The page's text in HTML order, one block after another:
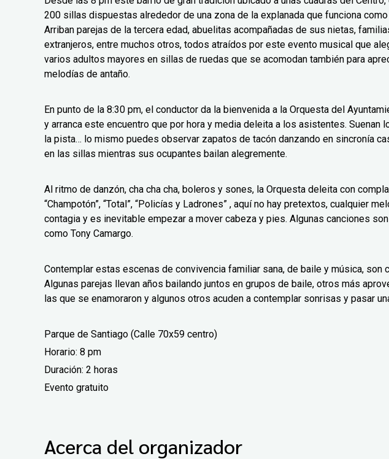
200 sillas dispuestas alrededor de una zona de la explanada que funciona
Arriban parejas de la tercera edad, abuelitas acompañadas de sus nietas,
extranjeros, entre muchos otros, todos atraídos por este evento musical que
varios adultos mayores en sillas de ruedas que se acomodan también para
melodías de antaño.
En punto de la 8:30 pm, el conductor da la bienvenida a la Orquesta del
y arranca este encuentro que por hora y media deleita a los asistentes. Suenan
la pista… lo mismo puedes observar zapatos de tacón danzando en sincronía
en las sillas mientras sus ocupantes bailan alegremente.
Al ritmo de danzón, cha cha cha, boleros y sones, la Orquesta deleita con
“Champotón”, “Total”, “Policías y Ladrones” , aquí no hay pretextos, cualquier
contagia y es inevitable empezar a mover cabeza y pies. Algunas canciones
como Tony Camargo.
Contemplar estas escenas de convivencia familiar sana, de baile y música, son
Algunas parejas llevan años bailando juntos en grupos de baile, otros más
las que se enamoraron y algunos otros acuden a contemplar sonrisas y pasar
Parque de Santiago (Calle 70x59 centro)
Horario: 8 pm
Duración: 2 horas
Evento gratuito
Acerca del organizador